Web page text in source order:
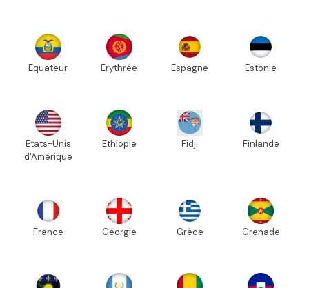
Equateur Erythrée Espagne Estonie
Etats-Unis
d'Amérique
Ethiopie Fidji Finlande
France Géorgie Grèce Grenade